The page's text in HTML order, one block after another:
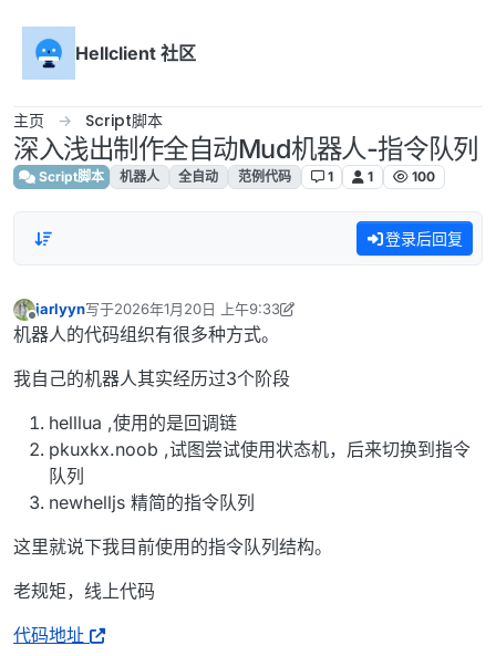
Hellclient 社区
主页 Script脚本
深入浅出制作全自动Mud机器人-指令队列
Script脚本 机器人 全自动 范例代码 1 1 100
登录后回复
离线
jarlyyn写于2026年1月20日 上午9:33
最后由 jarlyyn 编辑 2026年1月20日 上午9:54
机器人的代码组织有很多种方式。
我自己的机器人其实经历过3个阶段
helllua ,使用的是回调链
pkuxkx.noob ,试图尝试使用状态机，后来切换到指令
队列
newhelljs 精简的指令队列
这里就说下我目前使用的指令队列结构。
老规矩，线上代码
代码地址